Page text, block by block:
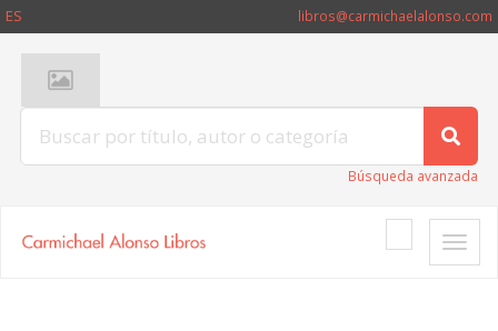
ES libros@carmichaelalonso.com
Búsqueda avanzada
Toggle